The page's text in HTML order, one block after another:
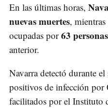
En las últimas horas,
nuevas muertes,
ocupadas por63 personas
anterior.
Navarra detectó durante
positivos de infección
facilitados por el Instituto